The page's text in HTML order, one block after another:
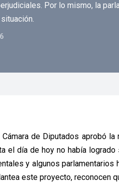
Por lo mismo, la
de Diputados aprobó
el día de hoy no había
y algunos
este proyecto, reconocen